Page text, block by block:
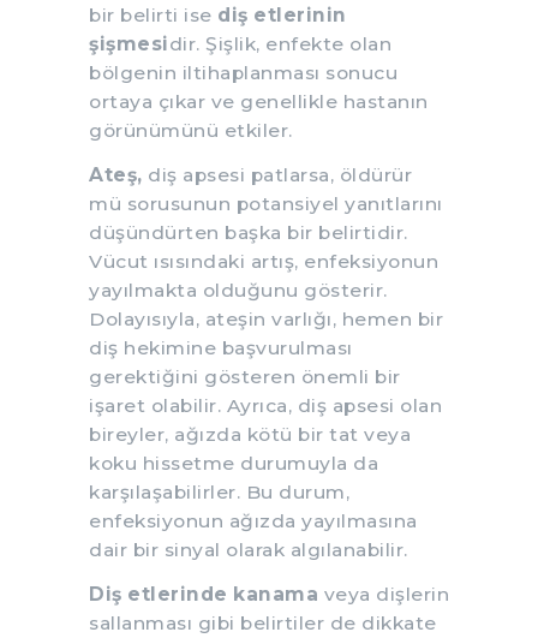
bir belirti ise diş etlerinin
şişmesidir. Şişlik, enfekte olan
bölgenin iltihaplanması sonucu
ortaya çıkar ve genellikle hastanın
görünümünü etkiler.
Ateş, diş apsesi patlarsa, öldürür
mü sorusunun potansiyel yanıtlarını
düşündürten başka bir belirtidir.
Vücut ısısındaki artış, enfeksiyonun
yayılmakta olduğunu gösterir.
Dolayısıyla, ateşin varlığı, hemen bir
diş hekimine başvurulması
gerektiğini gösteren önemli bir
işaret olabilir. Ayrıca, diş apsesi olan
bireyler, ağızda kötü bir tat veya
koku hissetme durumuyla da
karşılaşabilirler. Bu durum,
enfeksiyonun ağızda yayılmasına
dair bir sinyal olarak algılanabilir.
Diş etlerinde kanama veya dişlerin
sallanması gibi belirtiler de dikkate